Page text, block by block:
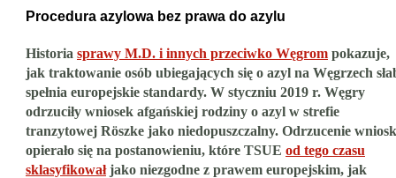
Procedura azylowa bez prawa do azylu
Historia sprawy M.D. i innych przeciwko Węgrom pokazuje,
jak traktowanie osób ubiegających się o azyl na Węgrzech
spełnia europejskie standardy. W styczniu 2019 r. Węgry
odrzuciły wniosek afgańskiej rodziny o azyl w strefie
tranzytowej Röszke jako niedopuszczalny. Odrzucenie
opierało się na postanowieniu, które TSUE od tego czasu
sklasyfikowałjako niezgodne z prawem europejskim, jak